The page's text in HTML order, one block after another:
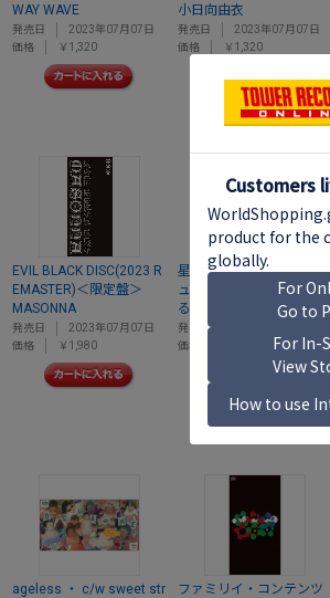
WAY WAVE
発売日
2023年07月07日
価格
￥1,320
小日向由衣
発売日
2023年07月07日
価格
￥1,320
EVIL BLACK DISC(2023 R
EMASTER)＜限定盤＞
MASONNA
発売日
2023年07月07日
価格
￥1,980
星空のパスポート/ルナチ
ュチュ
るなっち☆ほし
発売日
価格
ageless ・ c/w sweet str
ファミリイ・コンテンツ